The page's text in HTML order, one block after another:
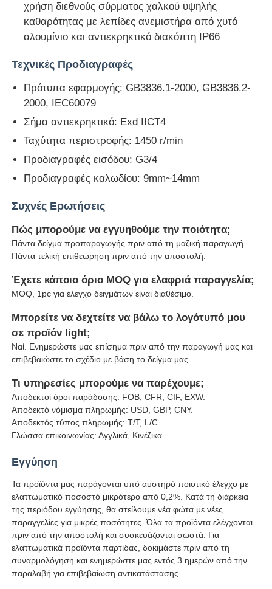
χρήση διεθνούς σύρματος χαλκού υψηλής
καθαρότητας με λεπίδες ανεμιστήρα από χυτό
αλουμίνιο και αντιεκρηκτικό διακόπτη IP66
Τεχνικές Προδιαγραφές
Πρότυπα εφαρμογής: GB3836.1-2000, GB3836.2-
2000, IEC60079
Σήμα αντιεκρηκτικό: Exd IICT4
Ταχύτητα περιστροφής: 1450 r/min
Προδιαγραφές εισόδου: G3/4
Προδιαγραφές καλωδίου: 9mm~14mm
Συχνές Ερωτήσεις
Πώς μπορούμε να εγγυηθούμε την ποιότητα;
Πάντα δείγμα προπαραγωγής πριν από τη μαζική παραγωγή.
Πάντα τελική επιθεώρηση πριν από την αποστολή.
Έχετε κάποιο όριο MOQ για ελαφριά παραγγελία;
MOQ, 1pc για έλεγχο δειγμάτων είναι διαθέσιμο.
Μπορείτε να δεχτείτε να βάλω το λογότυπό μου
σε προϊόν light;
Ναί. Ενημερώστε μας επίσημα πριν από την παραγωγή μας και
επιβεβαιώστε το σχέδιο με βάση το δείγμα μας.
Τι υπηρεσίες μπορούμε να παρέχουμε;
Αποδεκτοί όροι παράδοσης: FOB, CFR, CIF, EXW.
Αποδεκτό νόμισμα πληρωμής: USD, GBP, CNY.
Αποδεκτός τύπος πληρωμής: T/T, L/C.
Γλώσσα επικοινωνίας: Αγγλικά, Κινέζικα
Εγγύηση
Τα προϊόντα μας παράγονται υπό αυστηρό ποιοτικό έλεγχο με
ελαττωματικό ποσοστό μικρότερο από 0,2%. Κατά τη διάρκεια
της περιόδου εγγύησης, θα στείλουμε νέα φώτα με νέες
παραγγελίες για μικρές ποσότητες. Όλα τα προϊόντα ελέγχονται
πριν από την αποστολή και συσκευάζονται σωστά. Για
ελαττωματικά προϊόντα παρτίδας, δοκιμάστε πριν από τη
συναρμολόγηση και ενημερώστε μας εντός 3 ημερών από την
παραλαβή για επιβεβαίωση αντικατάστασης.